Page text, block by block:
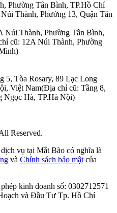
Phường Tân Bình, TP.Hồ Chí
Thành, Phường 13, Quận Tân
Núi Thành, Phường Tân Bình,
cũ: 12A Núi Thành, Phường
5, Tòa Rosary, 89 Lạc Long
Việt Nam(Địa chỉ cũ: Tầng 8,
Ngọc Hà, TP.Hà Nội)
Reserved.
vụ tại Mắt Bão có nghĩa là
và Chính sách bảo mật của
kinh doanh số: 0302712571
và Đầu Tư Tp. Hồ Chí